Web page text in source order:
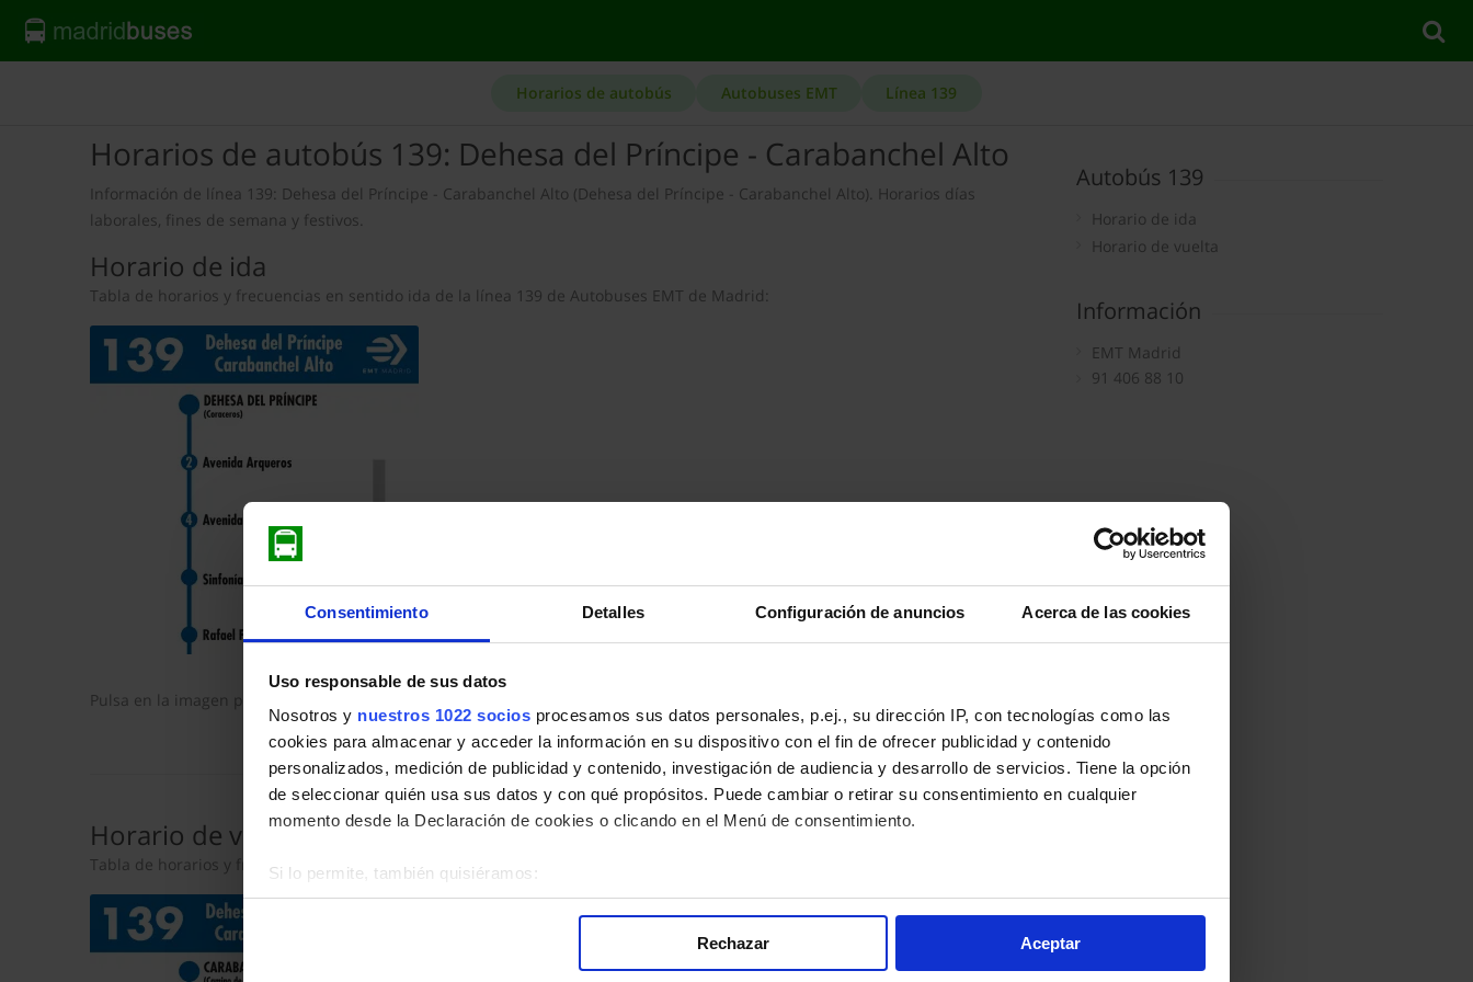
Consentimiento Detalles Configuración de anuncios Acerca de las cookies
Uso responsable de sus datos
Nosotros y nuestros 1022 socios procesamos sus datos personales, p.ej., su dirección IP, con tecnologías como las
cookies para almacenar y acceder la información en su dispositivo con el fin de ofrecer publicidad y contenido
personalizados, medición de publicidad y contenido, investigación de audiencia y desarrollo de servicios. Tiene la opción
de seleccionar quién usa sus datos y con qué propósitos. Puede cambiar o retirar su consentimiento en cualquier
momento desde la Declaración de cookies o clicando en el Menú de consentimiento.
Si lo permite, también quisiéramos:
Recopilar información sobre su ubicación geográfica que puede tener una precisión de varios metros
Identificar su dispositivo analizándolo activamente para buscar características específicas (huellas digitales)
Obtenga más información sobre cómo se procesan sus datos personales y establezca sus preferencias en la
. Puede cambiar o retirar su consentimiento en cualquier momento en la Declaración de cookies.
Rechazar Aceptar
Horarios de autobús Autobuses EMT Línea 139
Horarios de autobús 139: Dehesa del Príncipe - Carabanchel Alto
Información de línea 139: Dehesa del Príncipe - Carabanchel Alto (Dehesa del Príncipe - Carabanchel Alto). Horarios días
laborales, fines de semana y festivos.
Horario de ida
Tabla de horarios y frecuencias en sentido ida de la línea 139 de Autobuses EMT de Madrid:
Pulsa en la imagen para mostrar el
Horario de vuelta
Tabla de horarios y frecuencias en sentido vuelta de la línea 139 de Autobuses EMT de Madrid:
Autobús 139
Horario de ida
Horario de vuelta
Información
EMT Madrid
91 406 88 10